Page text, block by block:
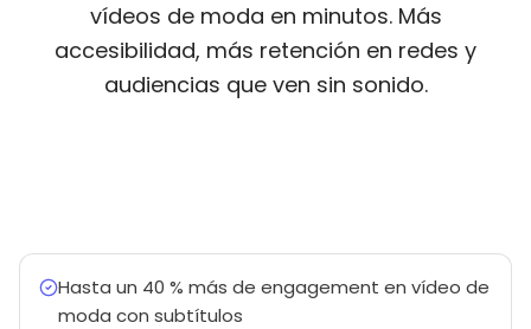
vídeos de moda en minutos. Más
accesibilidad, más retención en redes y
audiencias que ven sin sonido.
Hasta un 40 % más de engagement en vídeo de
moda con subtítulos